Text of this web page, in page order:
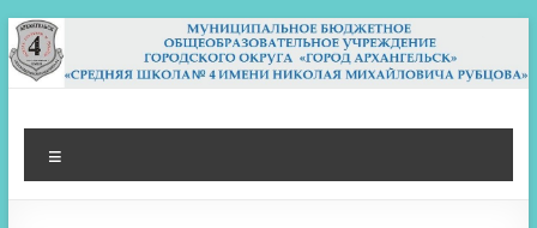
Перейти
к
содержимому
МБОУ СШ 4
Архангельск